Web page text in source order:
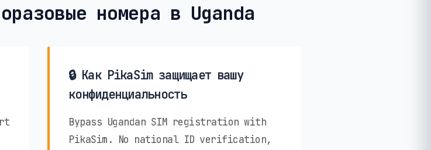
номера в Uganda
🔒 Как PikaSim защищает вашу
конфиденциальность
Bypass Ugandan SIM registration with
PikaSim. No national ID verification,